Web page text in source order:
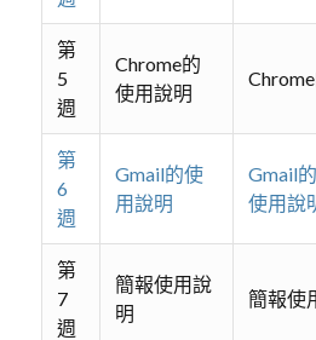
第
5
週
Chrome的
使用說明
第
6
週
Gmail的使
用說明
Gmail
使用說
第
7
週
簡報使用說
明
簡報使